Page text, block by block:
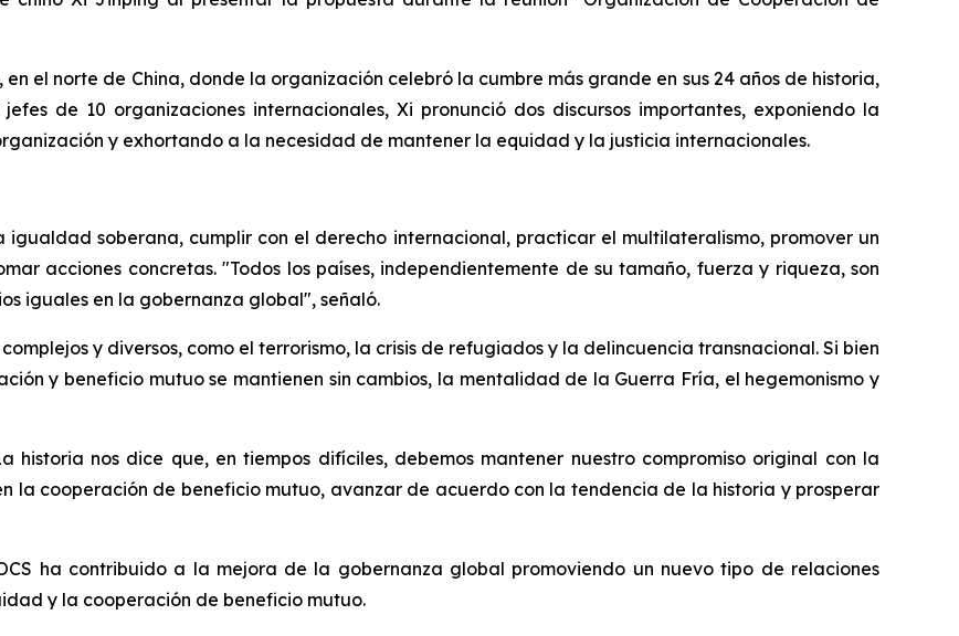
el norte de China, donde la organización celebró la cumbre más grande en sus 24 años de historia,
de 10 organizaciones internacionales, Xi pronunció dos discursos importantes, exponiendo la
y exhortando a la necesidad de mantener la equidad y la justicia internacionales.
soberana, cumplir con el derecho internacional, practicar el multilateralismo, promover un
acciones concretas. "Todos los países, independientemente de su tamaño, fuerza y riqueza, son
iguales en la gobernanza global", señaló.
y diversos, como el terrorismo, la crisis de refugiados y la delincuencia transnacional. Si bien
y beneficio mutuo se mantienen sin cambios, la mentalidad de la Guerra Fría, el hegemonismo y
historia nos dice que, en tiempos difíciles, debemos mantener nuestro compromiso original con la
la cooperación de beneficio mutuo, avanzar de acuerdo con la tendencia de la historia y prosperar
ha contribuido a la mejora de la gobernanza global promoviendo un nuevo tipo de relaciones
y la cooperación de beneficio mutuo.